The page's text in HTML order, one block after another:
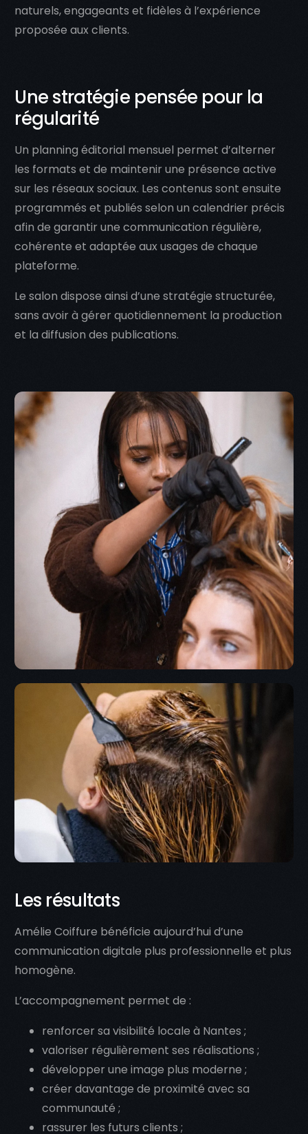
naturels, engageants et fidèles à l’expérience
proposée aux clients.
Une stratégie pensée pour la
régularité
Un planning éditorial mensuel permet d’alterner
les formats et de maintenir une présence active
sur les réseaux sociaux. Les contenus sont ensuite
programmés et publiés selon un calendrier précis
afin de garantir une communication régulière,
cohérente et adaptée aux usages de chaque
plateforme.
Le salon dispose ainsi d’une stratégie structurée,
sans avoir à gérer quotidiennement la production
et la diffusion des publications.
Les résultats
Amélie Coiffure bénéficie aujourd’hui d’une
communication digitale plus professionnelle et plus
homogène.
L’accompagnement permet de :
renforcer sa visibilité locale à Nantes ;
valoriser régulièrement ses réalisations ;
développer une image plus moderne ;
créer davantage de proximité avec sa
communauté ;
rassurer les futurs clients ;